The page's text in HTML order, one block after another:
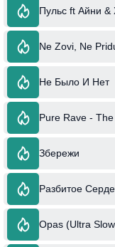
Пульс ft Айни &
Ne Zovi, Ne
Не Было И Нет
Pure Rave -
Збережи
Разбитое
Opas (Ultra